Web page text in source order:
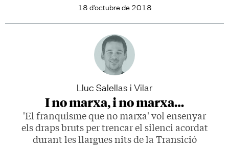
18 d'octubre de 2018
Lluc Salellas i Vilar
I no marxa, i no marxa…
'El franquisme que no marxa' vol ensenyar
els draps bruts per trencar el silenci acordat
durant les llargues nits de la Transició